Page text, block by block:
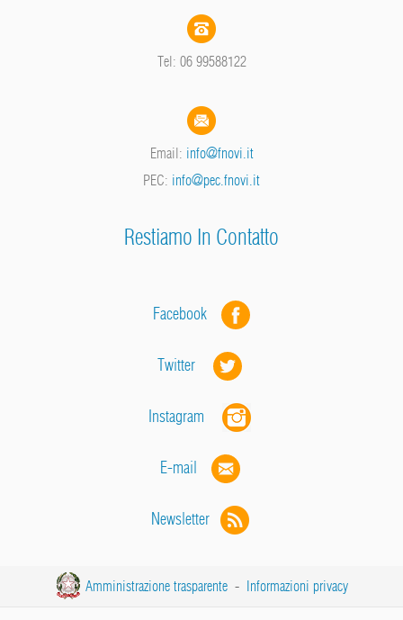
Tel: 06 99588122
Email: info@fnovi.it
PEC: info@pec.fnovi.it
Restiamo In Contatto
Facebook
Twitter
Instagram
E-mail
Newsletter
Amministrazione trasparente - Informazioni privacy